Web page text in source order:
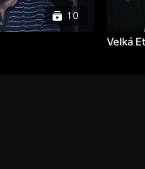
10
Velká